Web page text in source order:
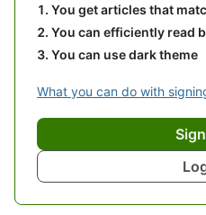
You get articles that
You can efficiently read
You can use dark theme
What you can do with